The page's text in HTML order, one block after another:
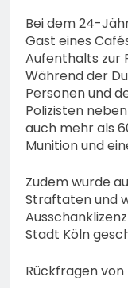
Bei dem 24-
Gast eines
Aufenthalts zur
Während der
Personen und
Polizisten
auch mehr als
Munition und
Zudem wurde
Straftaten und
Stadt Köln
Rückfragen